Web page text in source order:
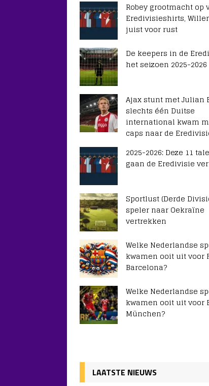
Robey grootmacht op
Eredivisieshirts,
juist voor rust
De keepers in de
het seizoen 2025-2026
Ajax stunt met Julian
slechts één Duitse
international kwam
caps naar de
2025-2026: Deze 11
gaan de Eredivisie
Sportlust (Derde
speler naar Oekraïne
vertrekken
Welke Nederlandse
kwamen ooit uit voor
Barcelona?
Welke Nederlandse
kwamen ooit uit voor
München?
LAATSTE NIEUWS